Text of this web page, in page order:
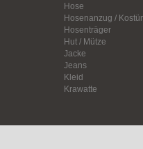
Hose
Hosenanzug /
Hosenträger
Hut / Mütze
Jacke
Jeans
Kleid
Krawatte